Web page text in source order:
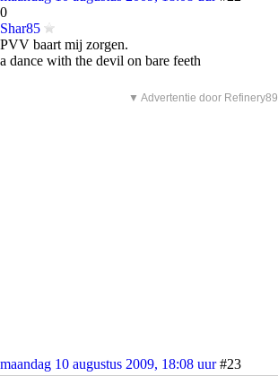
0
Shar85
PVV baart mij zorgen.
a dance with the devil on bare feeth
▼ Advertentie door Refinery89
maandag 10 augustus 2009, 18:08 uur #23
0